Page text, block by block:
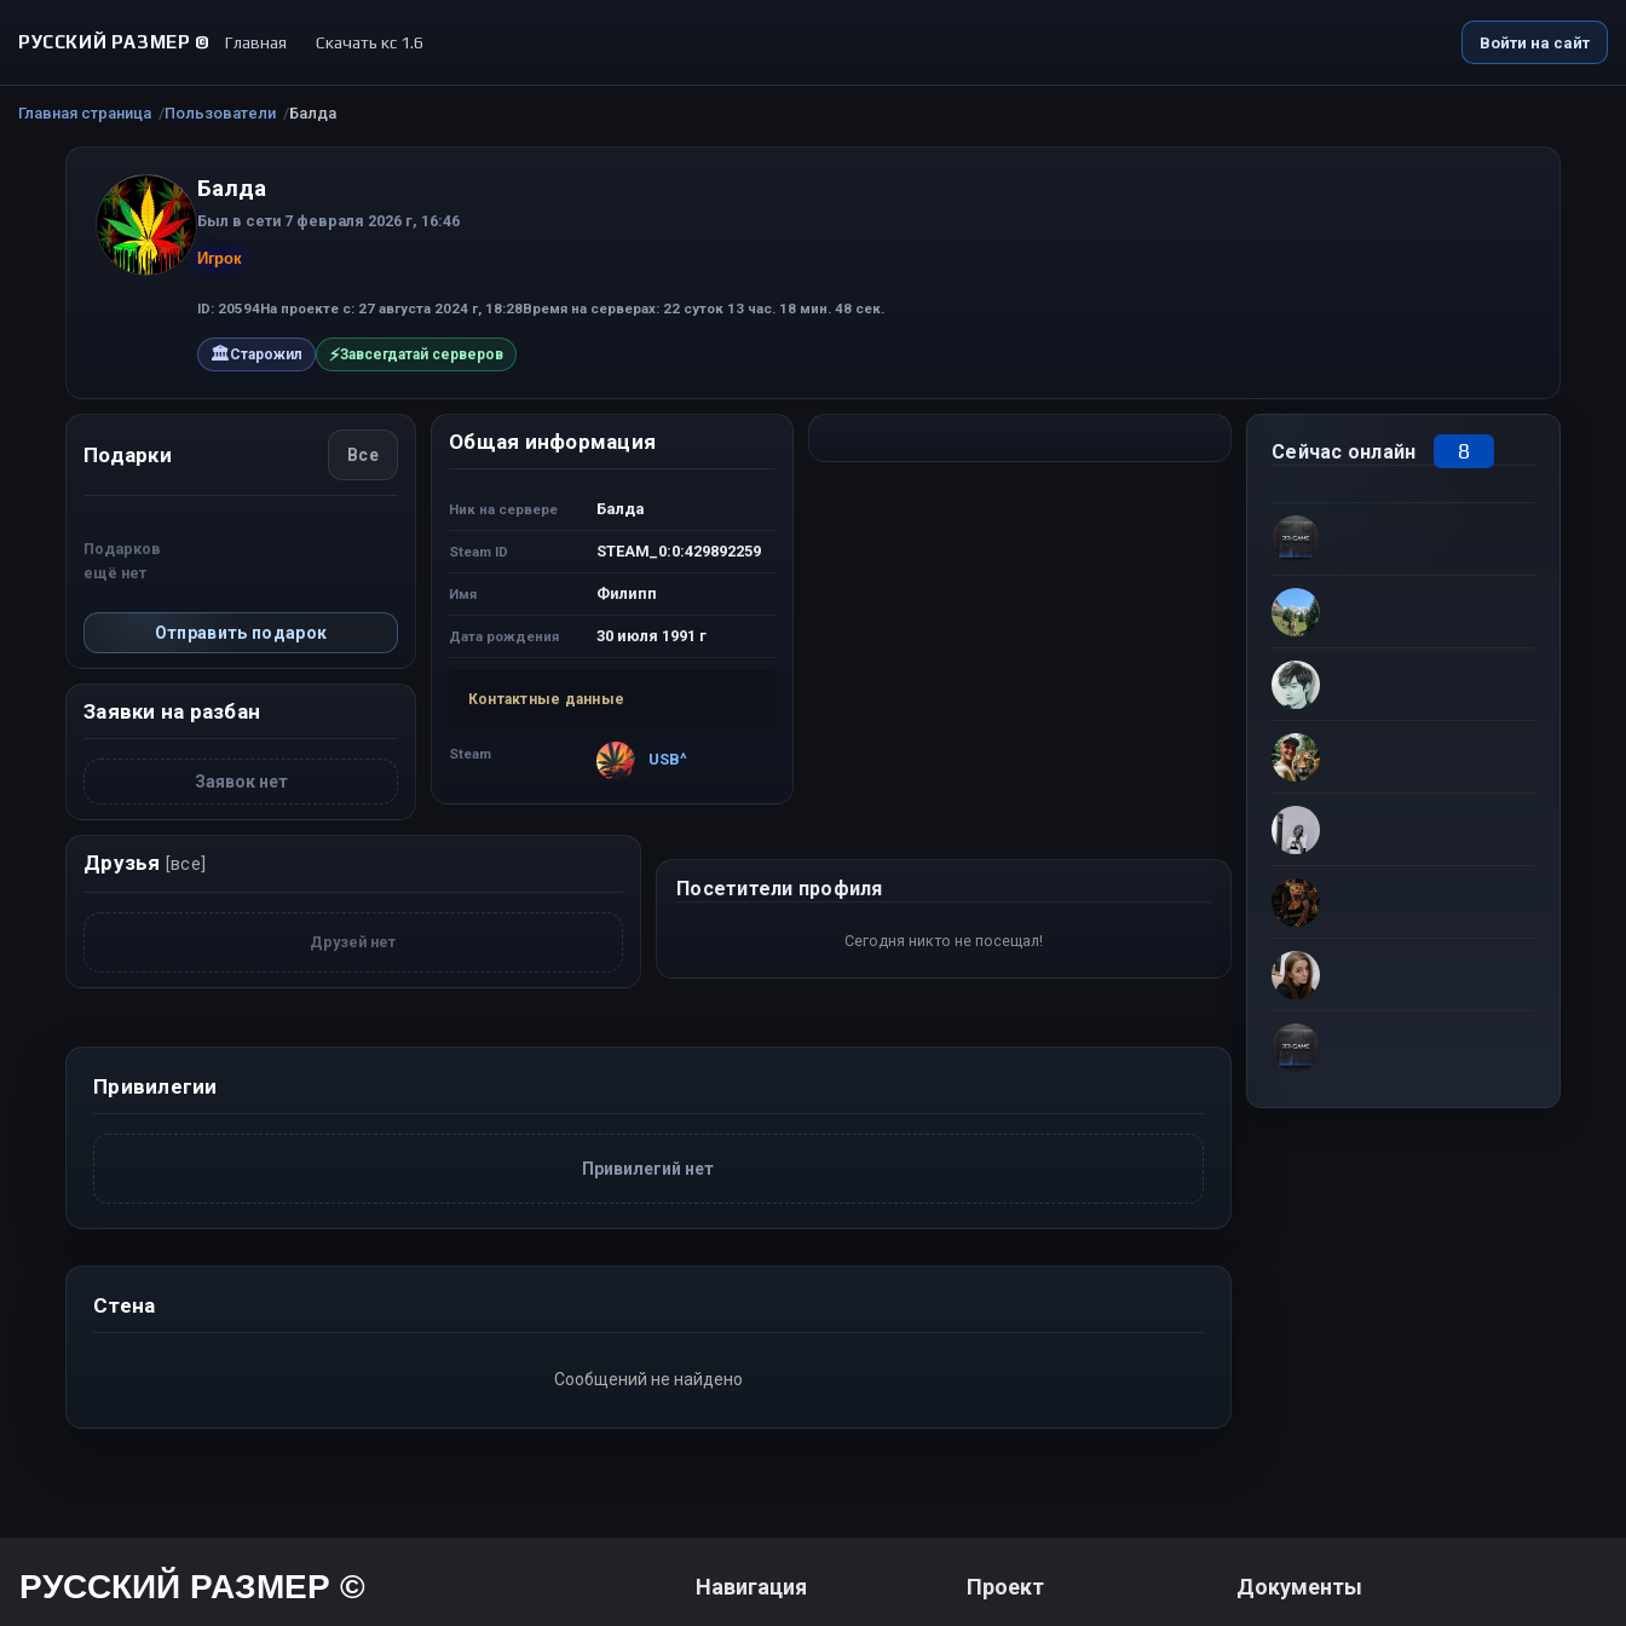
РУССКИЙ РАЗМЕР © Главная Скачать кс 1.6 Войти на сайт
Главная страница Пользователи Балда
Балда
Был в сети 7 февраля 2026 г, 16:46
Игрок
ID: 20594На проекте с: 27 августа 2024 г, 18:28Время на серверах: 22 суток 13 час. 18 мин. 48 сек.
🏛Старожил ⚡Завсегдатай серверов
Подарки Все
Подарков
ещё нет
Отправить подарок
Заявки на разбан
Заявок нет
Общая информация
Ник на сервере Балда
Steam ID STEAM_0:0:429892259
Имя Филипп
Дата рождения 30 июля 1991 г
Контактные данные
Steam USB^
Друзья [все]
Друзей нет
Посетители профиля
Сегодня никто не посещал!
Сейчас онлайн 8
Привилегии
Привилегий нет
Стена
Сообщений не найдено
РУССКИЙ РАЗМЕР © Навигация Проект Документы